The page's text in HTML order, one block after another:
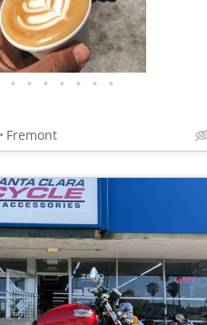
• • • • • • •
Fremont